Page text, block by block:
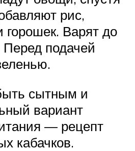
рис,
Варят до
Перед подачей
сытным и
вариант
— рецепт
кабачков.